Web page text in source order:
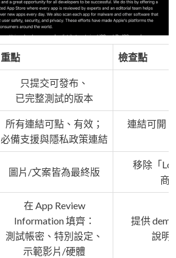
重點 檢查點
只提交可發布、
已完整測試的版本
所有連結可點、有效；
必備支援與隱私政策連結
連結可開
圖片/文案皆為最終版
移除「
商
在 App Review
Information 填齊：
測試帳密、特別設定、
示範影片/硬體
提供
說明